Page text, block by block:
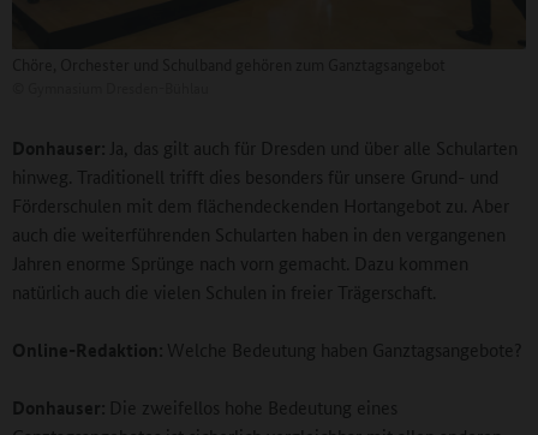
Donhauser:
Ja, das gilt auch für Dresden und über alle Schularten
hinweg. Traditionell trifft dies besonders für unsere Grund- und
Förderschulen mit dem flächendeckenden Hortangebot zu. Aber
auch die weiterführenden Schularten haben in den vergangenen
Jahren enorme Sprünge nach vorn gemacht. Dazu kommen
natürlich auch die vielen Schulen in freier Trägerschaft.
Online-Redaktion: Welche Bedeutung haben Ganztagsangebote?
Donhauser: Die zweifellos hohe Bedeutung eines